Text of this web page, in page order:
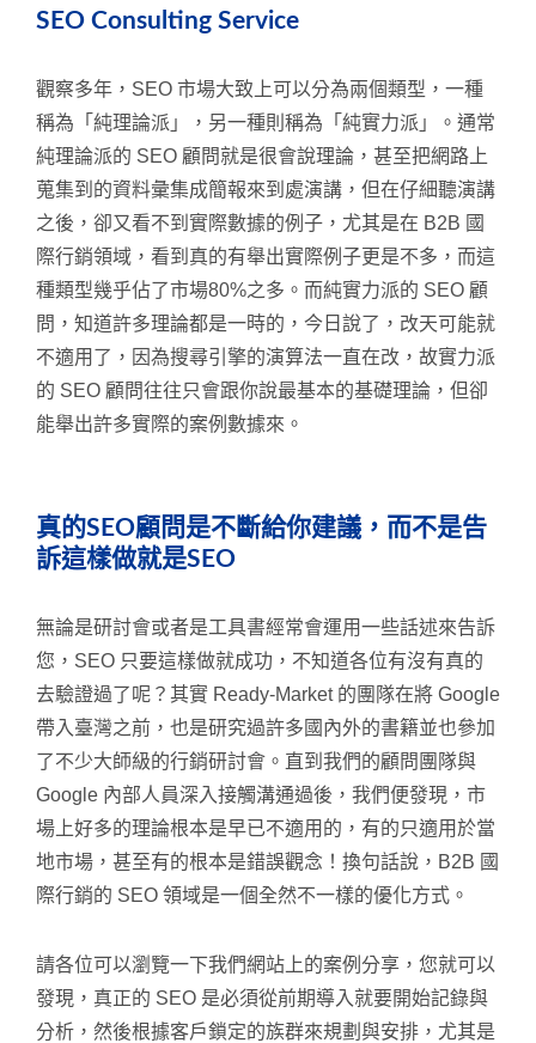
SEO Consulting Service
觀察多年，SEO 市場大致上可以分為兩個類型，一種
稱為「純理論派」，另一種則稱為「純實力派」。通常
純理論派的 SEO 顧問就是很會說理論，甚至把網路上
蒐集到的資料彙集成簡報來到處演講，但在仔細聽演講
之後，卻又看不到實際數據的例子，尤其是在 B2B 國
際行銷領域，看到真的有舉出實際例子更是不多，而這
種類型幾乎佔了市場80%之多。而純實力派的 SEO 顧
問，知道許多理論都是一時的，今日說了，改天可能就
不適用了，因為搜尋引擎的演算法一直在改，故實力派
的 SEO 顧問往往只會跟你說最基本的基礎理論，但卻
能舉出許多實際的案例數據來。
真的SEO顧問是不斷給你建議，而不是告
訴這樣做就是SEO
無論是研討會或者是工具書經常會運用一些話述來告訴
您，SEO 只要這樣做就成功，不知道各位有沒有真的
去驗證過了呢？其實 Ready-Market 的團隊在將 Google
帶入臺灣之前，也是研究過許多國內外的書籍並也參加
了不少大師級的行銷研討會。直到我們的顧問團隊與
Google 內部人員深入接觸溝通過後，我們便發現，市
場上好多的理論根本是早已不適用的，有的只適用於當
地市場，甚至有的根本是錯誤觀念！換句話說，B2B 國
際行銷的 SEO 領域是一個全然不一樣的優化方式。
請各位可以瀏覽一下我們網站上的案例分享，您就可以
發現，真正的 SEO 是必須從前期導入就要開始記錄與
分析，然後根據客戶鎖定的族群來規劃與安排，尤其是